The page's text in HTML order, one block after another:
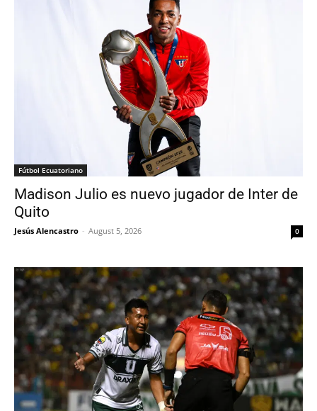
Fútbol Ecuatoriano
Madison Julio es nuevo jugador de Inter de
Quito
Jesús Alencastro - August 5, 2026 0